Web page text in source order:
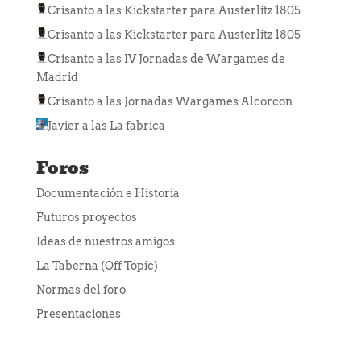
Crisantoa las Kickstarter para Austerlitz 1805
Crisantoa las Kickstarter para Austerlitz 1805
Crisantoa las IV Jornadas de Wargames de
Madrid
Crisantoa las Jornadas Wargames Alcorcon
Javier a las La fabrica
Foros
Documentación e Historia
Futuros proyectos
Ideas de nuestros amigos
La Taberna (Off Topic)
Normas del foro
Presentaciones